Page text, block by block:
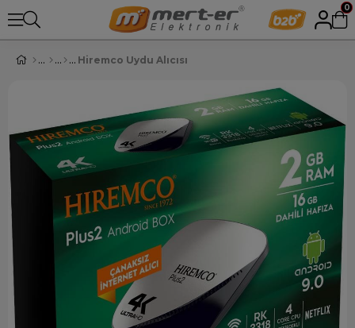
0
Hiremco Uydu Alıcısı